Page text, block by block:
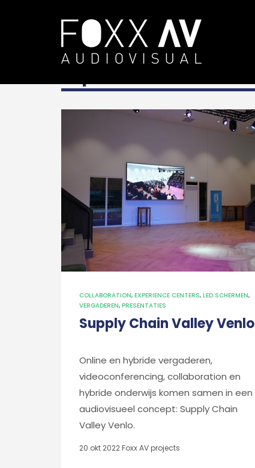
NL Projecten Expertise
COLLABORATION, EXPERIENCE CENTERS, LED SCHERMEN,
VERGADEREN, PRESENTATIES
Supply Chain Valley Venlo
Online en hybride vergaderen,
videoconferencing, collaboration en
hybride onderwijs komen samen in een
audiovisueel concept: Supply Chain
Valley Venlo.
20 okt 2022Foxx AV projects